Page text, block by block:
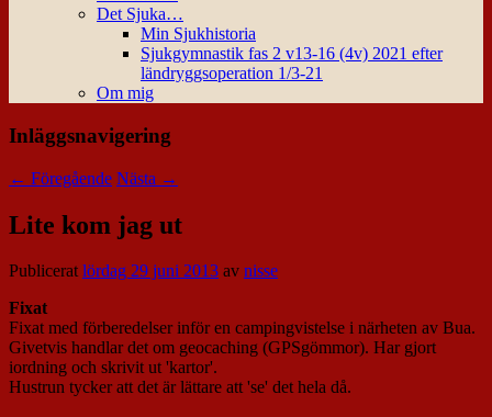
Det Sjuka…
Min Sjukhistoria
Sjukgymnastik fas 2 v13-16 (4v) 2021 efter
ländryggsoperation 1/3-21
Om mig
Inläggsnavigering
← Föregående Nästa →
Lite kom jag ut
Publiceratlördag 29 juni 2013 av nisse
Fixat
Fixat med förberedelser inför en campingvistelse i närheten av Bua.
Givetvis handlar det om geocaching (GPSgömmor). Har gjort
iordning och skrivit ut 'kartor'.
Hustrun tycker att det är lättare att 'se' det hela då.